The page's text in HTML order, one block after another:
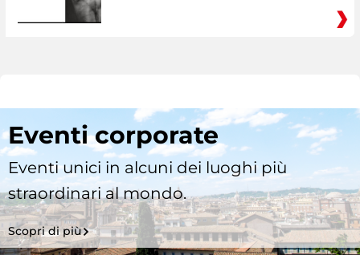
Eventi corporate
Eventi unici in alcuni dei luoghi più
straordinari al mondo.
Scopri di più